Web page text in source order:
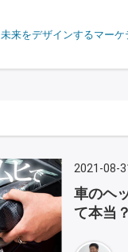
未来をデザインするマーケ
2021-08-
車のヘ
て本当